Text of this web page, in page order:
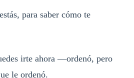
para saber cómo te
irte ahora —ordenó, pero
le ordenó.